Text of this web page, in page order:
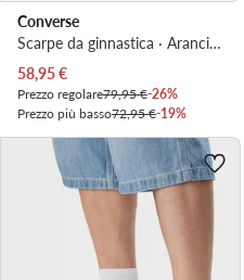
Converse
Scarpe da ginnastica · Arancione
Prezzo attuale
58,95€
Prezzo regolare79,95 €-26%
Prezzo più basso72,95 €-19%